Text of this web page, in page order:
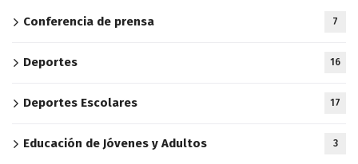
Conferencia de prensa 7
Deportes 16
Deportes Escolares 17
Educación de Jóvenes y Adultos 3